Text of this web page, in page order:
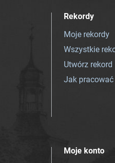
Rekordy
Moje rekordy
Wszystkie
Utwórz rekord
Jak pracować
Moje konto